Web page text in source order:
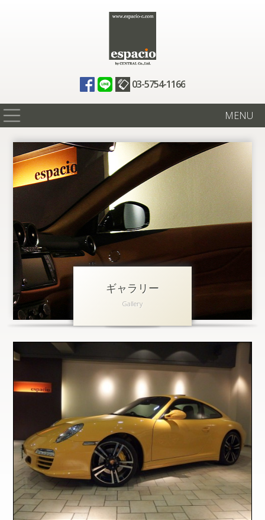
03-5754-1166
MENU
在庫情報
買取査定
ニュース
ギャラリー
アクセス
会社概要
お問い合わせ 個人情報保護方針
ギャラリー
Gallery